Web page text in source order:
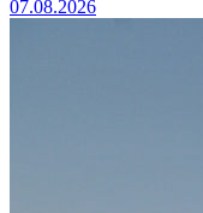
07.08.2026